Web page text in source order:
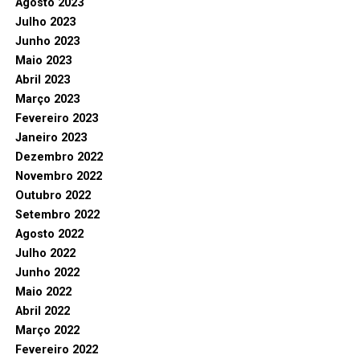
Agosto 2023
Julho 2023
Junho 2023
Maio 2023
Abril 2023
Março 2023
Fevereiro 2023
Janeiro 2023
Dezembro 2022
Novembro 2022
Outubro 2022
Setembro 2022
Agosto 2022
Julho 2022
Junho 2022
Maio 2022
Abril 2022
Março 2022
Fevereiro 2022